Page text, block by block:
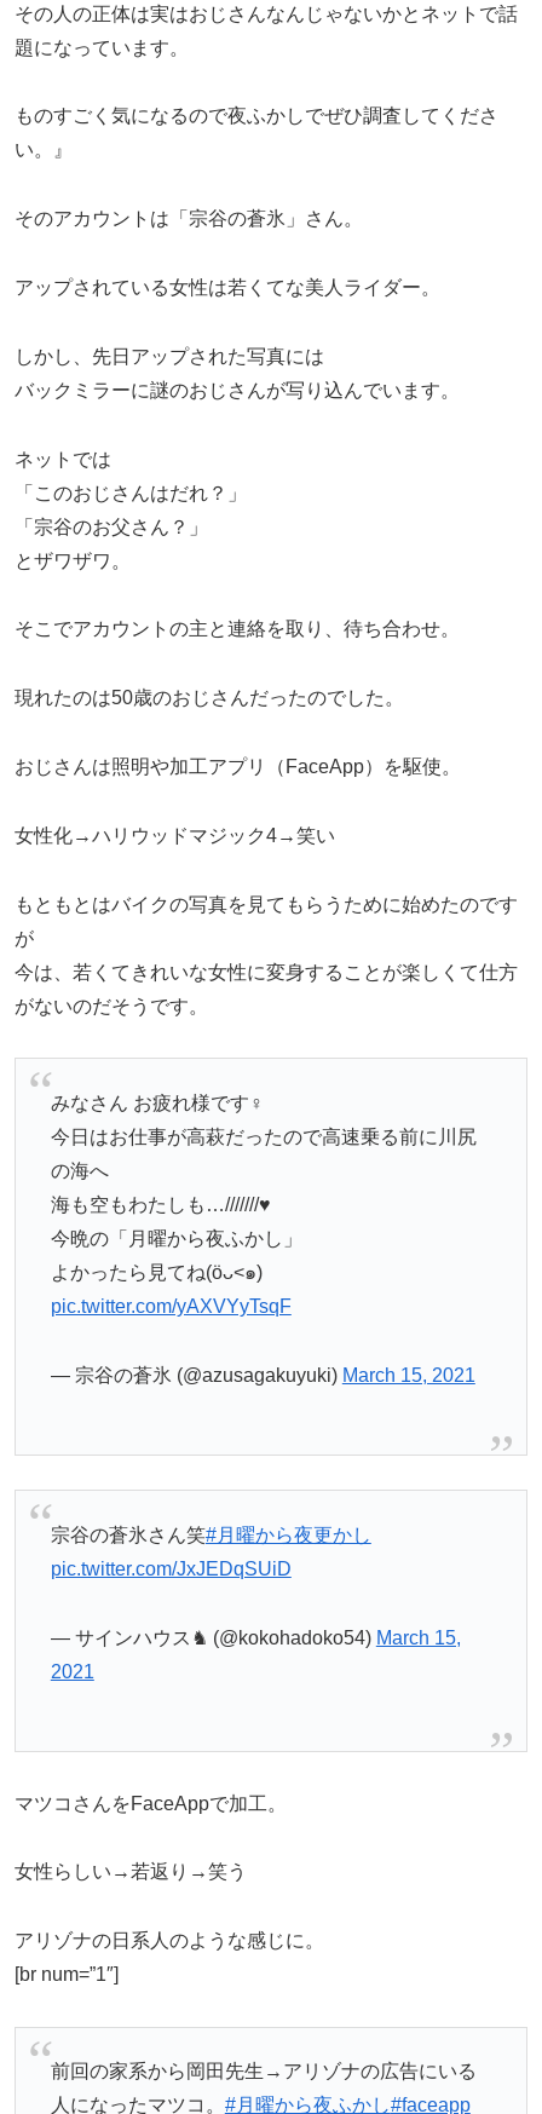
その人の正体は実はおじさんなんじゃないかとネットで話
題になっています。
ものすごく気になるので夜ふかしでぜひ調査してくださ
い。』
そのアカウントは「宗谷の蒼氷」さん。
アップされている女性は若くてな美人ライダー。
しかし、先日アップされた写真には
バックミラーに謎のおじさんが写り込んでいます。
ネットでは
「このおじさんはだれ？」
「宗谷のお父さん？」
とザワザワ。
そこでアカウントの主と連絡を取り、待ち合わせ。
現れたのは50歳のおじさんだったのでした。
おじさんは照明や加工アプリ（FaceApp）を駆使。
女性化→ハリウッドマジック4→笑い
もともとはバイクの写真を見てもらうために始めたのです
が
今は、若くてきれいな女性に変身することが楽しくて仕方
がないのだそうです。
みなさん お疲れ様です‍♀️
今日はお仕事が高萩だったので高速乗る前に川尻
の海へ
海も空もわたしも…///////♥️
今晩の「月曜から夜ふかし」
よかったら見てね(öᴗ<๑)
pic.twitter.com/yAXVYyTsqF
— 宗谷の蒼氷 (@azusagakuyuki) March 15, 2021
宗谷の蒼氷さん笑#月曜から夜更かし
pic.twitter.com/JxJEDqSUiD
— サインハウス♞ (@kokohadoko54) March 15,
2021
マツコさんをFaceAppで加工。
女性らしい→若返り→笑う
アリゾナの日系人のような感じに。
[br num=”1″]
前回の家系から岡田先生→アリゾナの広告にいる
人になったマツコ。 #月曜から夜ふかし#faceapp